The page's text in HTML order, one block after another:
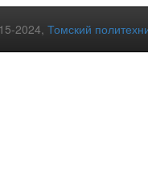
2024, Томский